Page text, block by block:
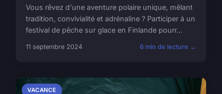
Vous rêvez d'une aventure polaire unique, mêlant
tradition, convivialité et adrénaline ? Participer à un
festival de pêche sur glace en Finlande pourr...
11 septembre 2024 6 min de lecture →
VACANCE